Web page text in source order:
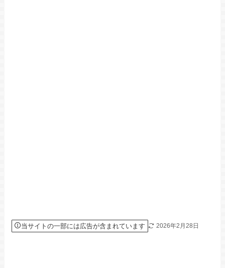
当サイトの一部には広告が含まれています 2026年2月28日